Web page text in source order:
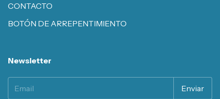
CONTACTO
BOTÓN DE ARREPENTIMIENTO
Newsletter